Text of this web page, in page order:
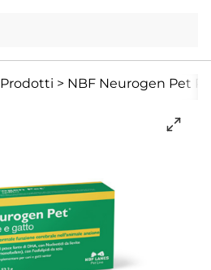
Prodotti > NBF Neurogen Pet